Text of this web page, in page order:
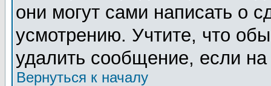
они могут сами написать о
усмотрению. Учтите, что
удалить сообщение, если на
Вернуться к началу